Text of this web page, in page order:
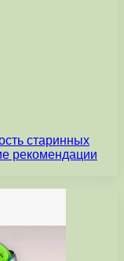
старинных
рекомендации